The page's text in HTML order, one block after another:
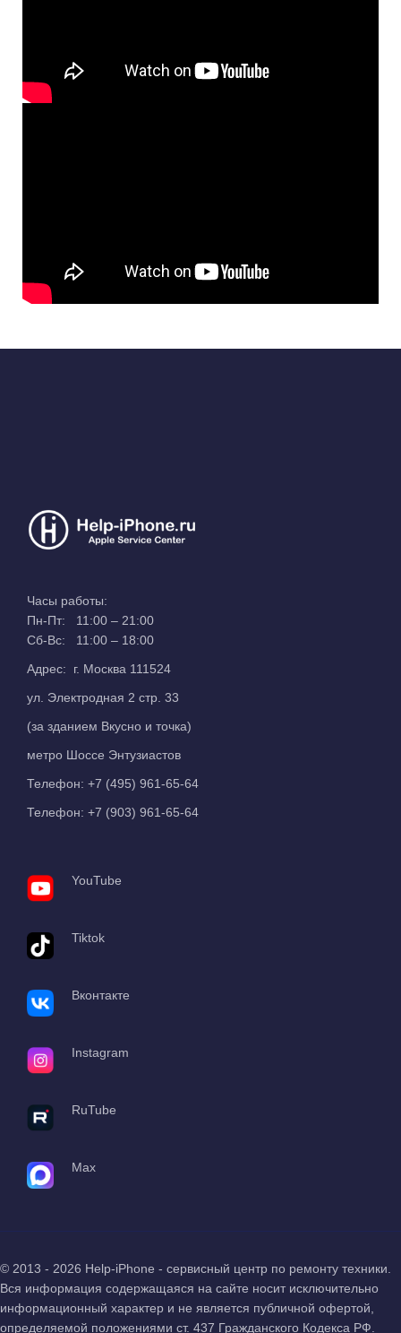
Часы работы:
Пн-Пт: 11:00 – 21:00
Сб-Вс: 11:00 – 18:00
Адрес: г. Москва 111524
ул. Электродная 2 стр. 33
(за зданием Вкусно и точка)
метро Шоссе Энтузиастов
Телефон: +7 (495) 961-65-64
Телефон: +7 (903) 961-65-64
YouTube
Tiktok
Вконтакте
Instagram
RuTube
Max
© 2013 - 2026 Help-iPhone - сервисный центр по ремонту техники.
Вся информация содержащаяся на сайте носит исключительно
информационный характер и не является публичной офертой,
определяемой положениями ст. 437 Гражданского Кодекса РФ.